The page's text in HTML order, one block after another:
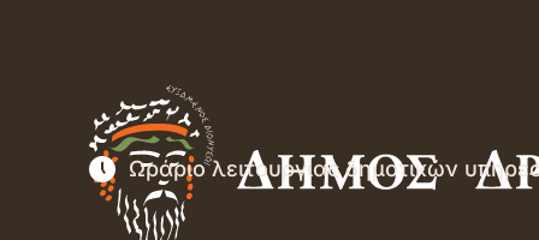
Ωράριο λειτουργίας δημοτικών